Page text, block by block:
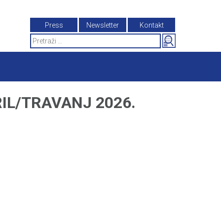
Press Newsletter
Kontakt
Search
for:
TRAVANJ 2026.